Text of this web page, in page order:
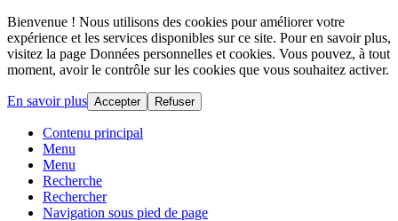
Bienvenue ! Nous utilisons des cookies pour améliorer votre
expérience et les services disponibles sur ce site. Pour en savoir plus,
visitez la page Données personnelles et cookies. Vous pouvez, à tout
moment, avoir le contrôle sur les cookies que vous souhaitez activer.
En savoir plus Accepter Refuser
Contenu principal
Menu
Menu
Recherche
Rechercher
Navigation sous pied de page